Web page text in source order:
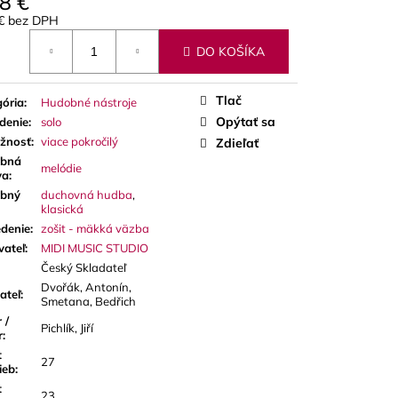
bez DPH
DO KOŠÍKA
:
Hudobné nástroje
:
solo
: viace pokročilý
:
melódie
duchovná hudba,
klasická
: zošit - mäkká väzba
:
MIDI MUSIC STUDIO
Český Skladateľ
:
Dvořák, Antonín,
Smetana, Bedřich
/
:
Pichlík, Jiří
:
27
Tlač
Opýtať sa
Zdieľať
PLÁTKY NA ALT